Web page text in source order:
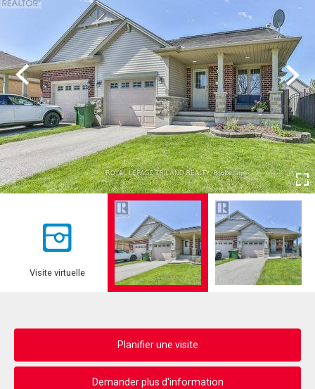
Previous Next
Visite virtuelle
Planifier une visite
Demander plus d'information